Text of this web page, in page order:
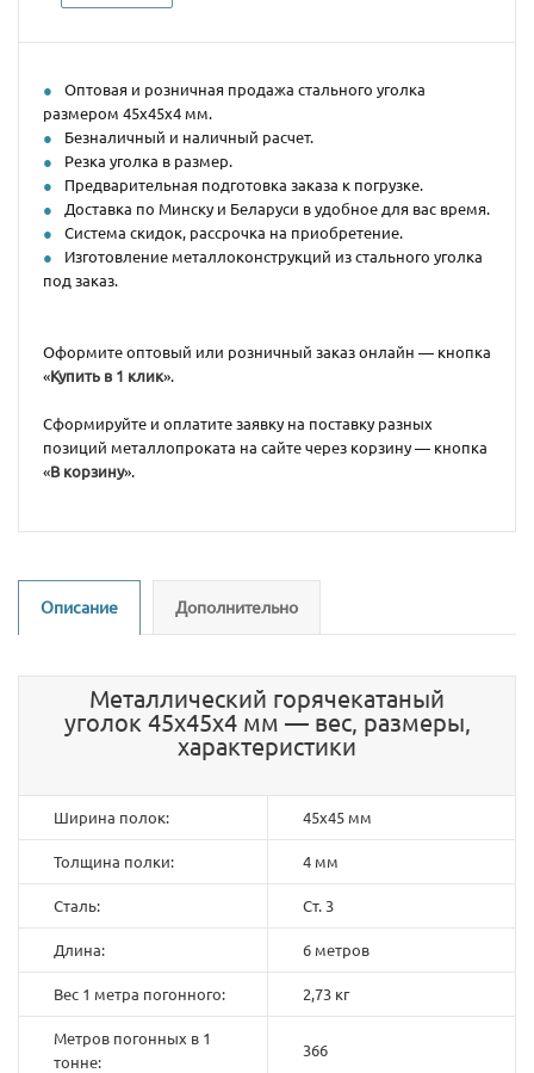
Оптовая и розничная продажа стального уголка
размером 45х45х4 мм.
Безналичный и наличный расчет.
Резка уголка в размер.
Предварительная подготовка заказа к погрузке.
Доставка по Минску и Беларуси в удобное для вас время.
Система скидок, рассрочка на приобретение.
Изготовление металлоконструкций из стального уголка
под заказ.
Оформите оптовый или розничный заказ онлайн — кнопка
«Купить в 1 клик».
Сформируйте и оплатите заявку на поставку разных
позиций металлопроката на сайте через корзину — кнопка
«В корзину».
Описание Дополнительно
Металлический горячекатаный
уголок 45х45х4 мм — вес, размеры,
характеристики
Ширина полок: 45х45 мм
Толщина полки: 4 мм
Сталь: Ст. 3
Длина: 6 метров
Вес 1 метра погонного: 2,73 кг
Метров погонных в 1
тонне:
366